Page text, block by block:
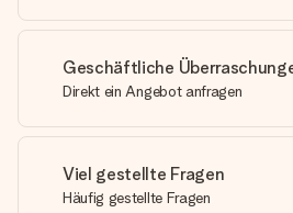
Geschäftliche
Direkt ein Angebot anfragen
Viel gestellte Fragen
Häufig gestellte Fragen